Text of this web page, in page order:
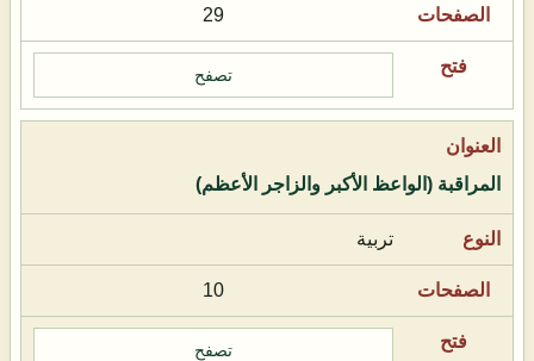
29
تصفح
المراقبة (الواعظ الأكبر والزاجر الأعظم)
تربية
10
تصفح